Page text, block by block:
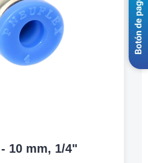
10 mm, 1/4"